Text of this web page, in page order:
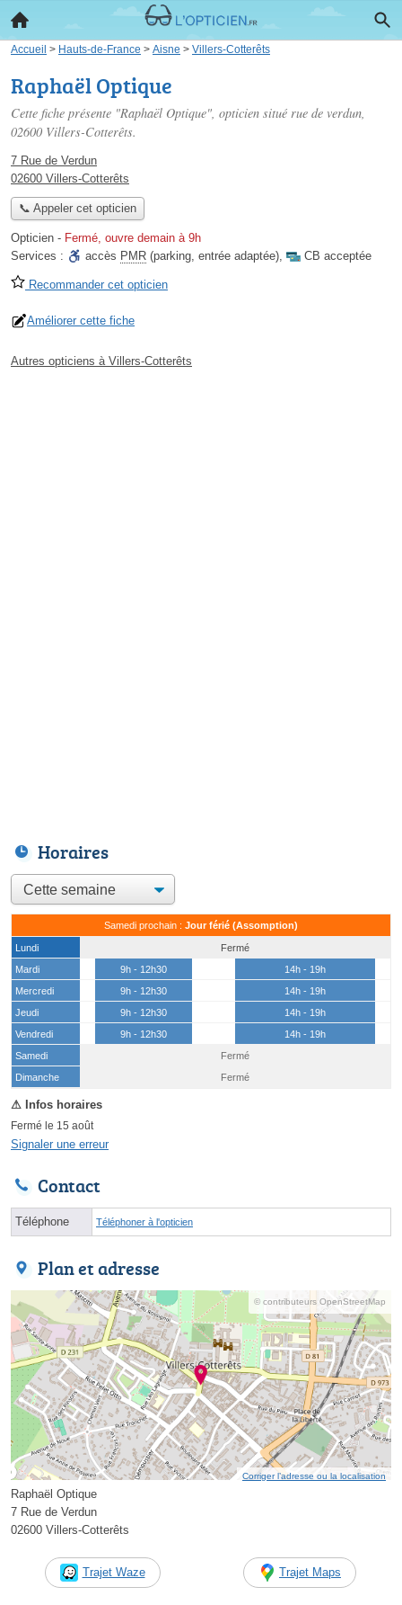
Accueil > Hauts-de-France > Aisne > Villers-Cotterêts
Raphaël Optique
Cette fiche présente "Raphaël Optique", opticien situé rue de verdun,
02600 Villers-Cotterêts.
7 Rue de Verdun
02600 Villers-Cotterêts
📞 Appeler cet opticien
Opticien - Fermé, ouvre demain à 9h
Services :
accès PMR (parking, entrée adaptée), CB acceptée
Recommander cet opticien
Améliorer cette fiche
Autres opticiens à Villers-Cotterêts
Horaires
Samedi prochain : Jour férié (Assomption)
Lundi
Fermé
Mardi
9h - 12h30
14h - 19h
Mercredi
9h - 12h30
14h - 19h
Jeudi
9h - 12h30
14h - 19h
Vendredi
9h - 12h30
14h - 19h
Samedi
(15 août)
Fermé
Dimanche
Fermé
Fermé le 15 août
Signaler une erreur
Contact
Téléphone Téléphoner à l'opticien
Plan et adresse
© contributeurs OpenStreetMap
Corriger l’adresse ou la localisation
Raphaël Optique
7 Rue de Verdun
02600 Villers-Cotterêts
Trajet Waze Trajet Maps